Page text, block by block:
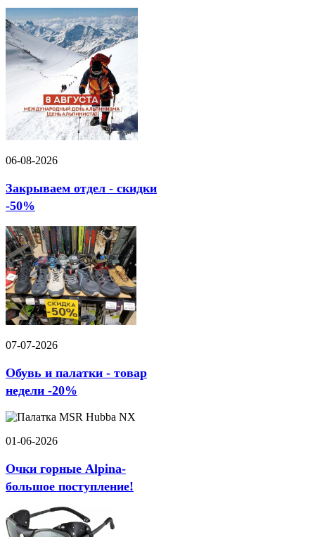
06-08-2026
Закрываем отдел - скидки
-50%
07-07-2026
Обувь и палатки - товар
недели -20%
01-06-2026
Очки горные Alpina-
большое поступление!